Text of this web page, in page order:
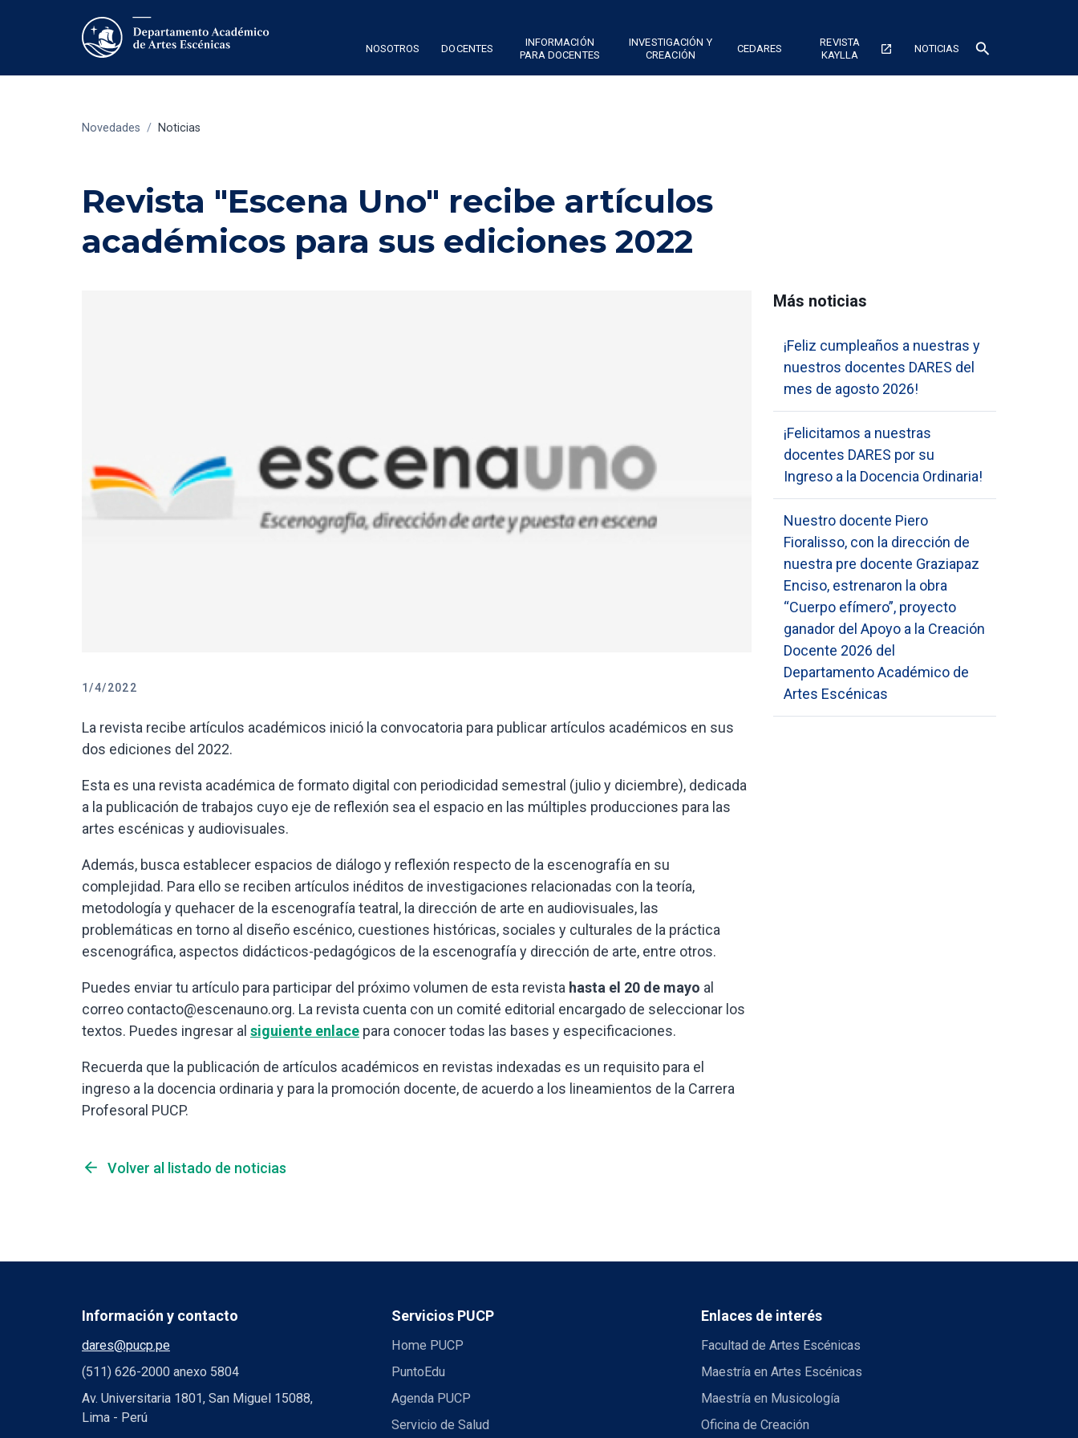
NOSOTROS DOCENTES
INFORMACIÓN
PARA DOCENTES
INVESTIGACIÓN Y
CREACIÓN
CEDARES
REVISTA
KAYLLA
open_in_new NOTICIAS search
Novedades / Noticias
Revista "Escena Uno" recibe artículos
académicos para sus ediciones 2022
1/4/2022
La revista recibe artículos académicos inició la convocatoria para publicar artículos académicos en sus
dos ediciones del 2022.
Esta es una revista académica de formato digital con periodicidad semestral (julio y diciembre), dedicada
a la publicación de trabajos cuyo eje de reflexión sea el espacio en las múltiples producciones para las
artes escénicas y audiovisuales.
Además, busca establecer espacios de diálogo y reflexión respecto de la escenografía en su
complejidad. Para ello se reciben artículos inéditos de investigaciones relacionadas con la teoría,
metodología y quehacer de la escenografía teatral, la dirección de arte en audiovisuales, las
problemáticas en torno al diseño escénico, cuestiones históricas, sociales y culturales de la práctica
escenográfica, aspectos didácticos-pedagógicos de la escenografía y dirección de arte, entre otros.
Puedes enviar tu artículo para participar del próximo volumen de esta revista hasta el 20 de mayo al
correo contacto@escenauno.org. La revista cuenta con un comité editorial encargado de seleccionar los
textos. Puedes ingresar al siguiente enlace para conocer todas las bases y especificaciones.
Recuerda que la publicación de artículos académicos en revistas indexadas es un requisito para el
ingreso a la docencia ordinaria y para la promoción docente, de acuerdo a los lineamientos de la Carrera
Profesoral PUCP.
arrow_back Volver al listado de noticias
Más noticias
¡Feliz cumpleaños a nuestras y
nuestros docentes DARES del
mes de agosto 2026!
¡Felicitamos a nuestras
docentes DARES por su
Ingreso a la Docencia Ordinaria!
Nuestro docente Piero
Fioralisso, con la dirección de
nuestra pre docente Graziapaz
Enciso, estrenaron la obra
“Cuerpo efímero”, proyecto
ganador del Apoyo a la Creación
Docente 2026 del
Departamento Académico de
Artes Escénicas
Información y contacto
dares@pucp.pe
(511) 626-2000 anexo 5804
Av. Universitaria 1801, San Miguel 15088,
Lima - Perú
Servicios PUCP
Home PUCP
PuntoEdu
Agenda PUCP
Servicio de Salud
Enlaces de interés
Facultad de Artes Escénicas
Maestría en Artes Escénicas
Maestría en Musicología
Oficina de Creación